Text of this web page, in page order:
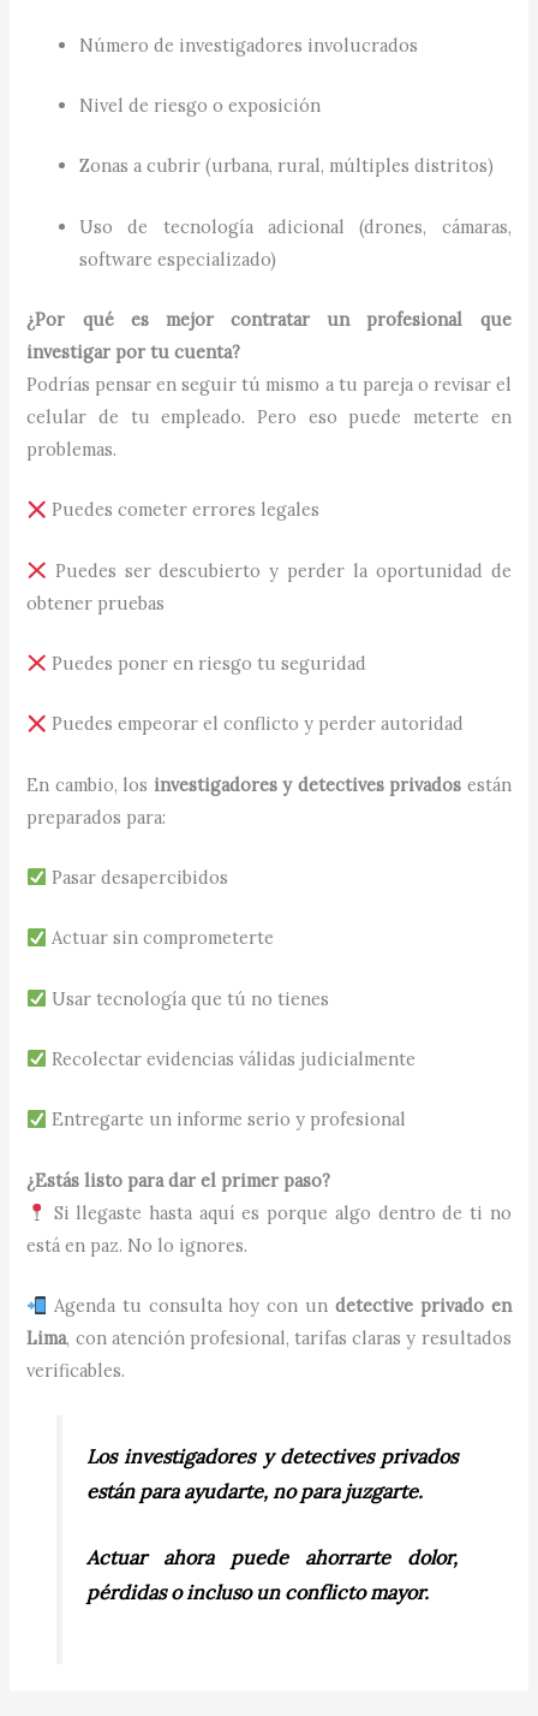
Número de investigadores involucrados
Nivel de riesgo o exposición
Zonas a cubrir (urbana, rural, múltiples distritos)
Uso de tecnología adicional (drones, cámaras,
software especializado)
¿Por qué es mejor contratar un profesional que
investigar por tu cuenta?
Podrías pensar en seguir tú mismo a tu pareja o revisar el
celular de tu empleado. Pero eso puede meterte en
problemas.
Puedes cometer errores legales
Puedes ser descubierto y perder la oportunidad de
obtener pruebas
Puedes poner en riesgo tu seguridad
Puedes empeorar el conflicto y perder autoridad
En cambio, los investigadores y detectives privados están
preparados para:
Pasar desapercibidos
Actuar sin comprometerte
Usar tecnología que tú no tienes
Recolectar evidencias válidas judicialmente
Entregarte un informe serio y profesional
¿Estás listo para dar el primer paso?
Si llegaste hasta aquí es porque algo dentro de ti no
está en paz. No lo ignores.
Agenda tu consulta hoy con un detective privado en
Lima, con atención profesional, tarifas claras y resultados
verificables.
Los investigadores y detectives privados
están para ayudarte, no para juzgarte.
Actuar ahora puede ahorrarte dolor,
pérdidas o incluso un conflicto mayor.